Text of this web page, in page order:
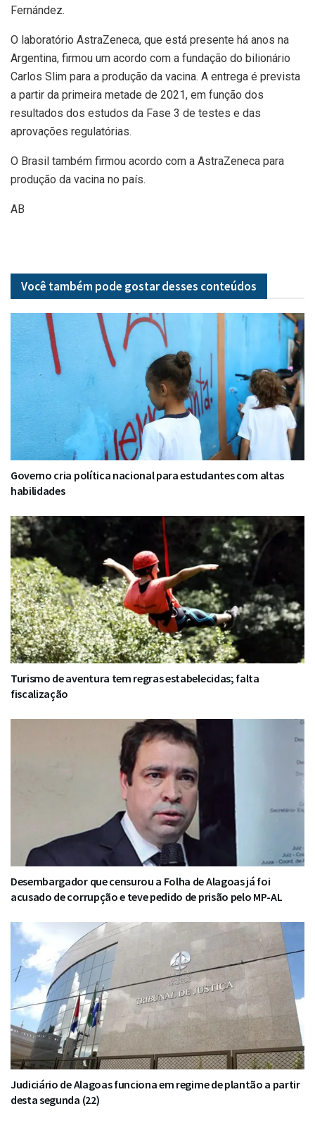
Fernández.
O laboratório AstraZeneca, que está presente há anos na
Argentina, firmou um acordo com a fundação do bilionário
Carlos Slim para a produção da vacina. A entrega é prevista
a partir da primeira metade de 2021, em função dos
resultados dos estudos da Fase 3 de testes e das
aprovações regulatórias.
O Brasil também firmou acordo com a AstraZeneca para
produção da vacina no país.
AB
Você também pode gostar desses conteúdos
Governo cria política nacional para estudantes com altas
habilidades
Turismo de aventura tem regras estabelecidas; falta
fiscalização
Desembargador que censurou a Folha de Alagoas já foi
acusado de corrupção e teve pedido de prisão pelo MP-AL
Judiciário de Alagoas funciona em regime de plantão a partir
desta segunda (22)